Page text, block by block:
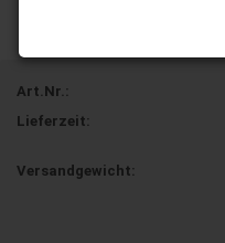
Art.Nr.:
Lieferzeit:
Versandgewicht: